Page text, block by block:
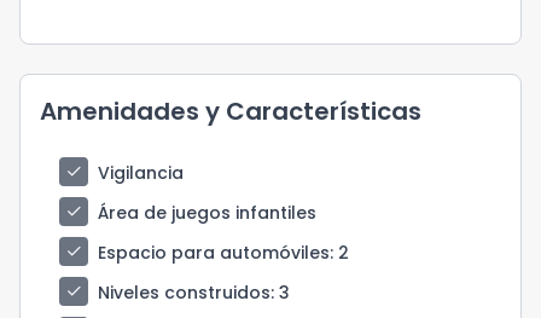
Amenidades y Características
check
Vigilancia
check
Área de juegos infantiles
check
Espacio para automóviles: 2
check
Niveles construidos: 3